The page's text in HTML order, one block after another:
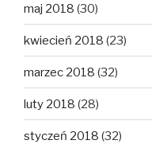
maj 2018 (30)
kwiecień 2018 (23)
marzec 2018 (32)
luty 2018 (28)
styczeń 2018 (32)